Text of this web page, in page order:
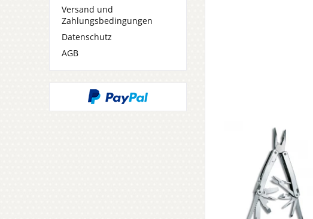
Versand und
Zahlungsbedingungen
Datenschutz
AGB